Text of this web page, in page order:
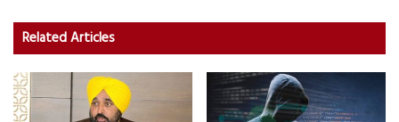
Related Articles